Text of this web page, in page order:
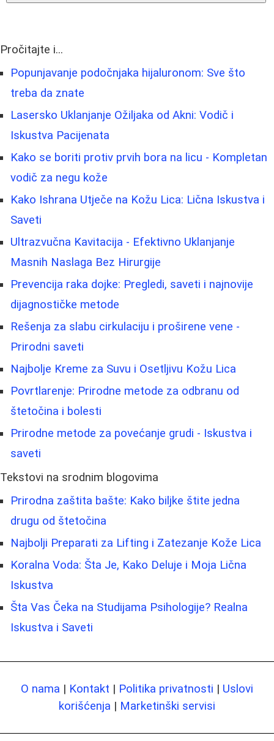
Pročitajte i...
Popunjavanje podočnjaka hijaluronom: Sve što
treba da znate
Lasersko Uklanjanje Ožiljaka od Akni: Vodič i
Iskustva Pacijenata
Kako se boriti protiv prvih bora na licu - Kompletan
vodič za negu kože
Kako Ishrana Utječe na Kožu Lica: Lična Iskustva i
Saveti
Ultrazvučna Kavitacija - Efektivno Uklanjanje
Masnih Naslaga Bez Hirurgije
Prevencija raka dojke: Pregledi, saveti i najnovije
dijagnostičke metode
Rešenja za slabu cirkulaciju i proširene vene -
Prirodni saveti
Najbolje Kreme za Suvu i Osetljivu Kožu Lica
Povrtlarenje: Prirodne metode za odbranu od
štetočina i bolesti
Prirodne metode za povećanje grudi - Iskustva i
saveti
Tekstovi na srodnim blogovima
Prirodna zaštita bašte: Kako biljke štite jedna
drugu od štetočina
Najbolji Preparati za Lifting i Zatezanje Kože Lica
Koralna Voda: Šta Je, Kako Deluje i Moja Lična
Iskustva
Šta Vas Čeka na Studijama Psihologije? Realna
Iskustva i Saveti
O nama | Kontakt | Politika privatnosti | Uslovi
korišćenja | Marketinški servisi